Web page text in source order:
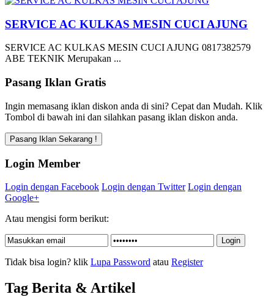
SERVICE AC KULKAS MESIN CUCI AJUNG
SERVICE AC KULKAS MESIN CUCI AJUNG 0817382579
ABE TEKNIK Merupakan ...
Pasang Iklan Gratis
Ingin memasang iklan diskon anda di sini? Cepat dan Mudah. Klik
Tombol di bawah ini dan silahkan pasang iklan diskon anda.
Login Member
Login dengan Facebook Login dengan Twitter Login dengan
Google+
Atau mengisi form berikut:
Tidak bisa login? klik Lupa Password atau Register
Tag Berita & Artikel